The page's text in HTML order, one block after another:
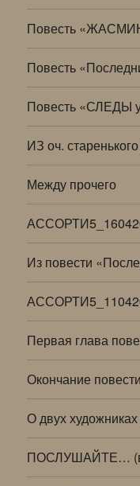
Повесть
Повесть
Повесть «СЛЕДЫ
ИЗ оч.
Между прочего
Из повести
Первая глава
Окончание
О двух
ПОСЛУШАЙТЕ…